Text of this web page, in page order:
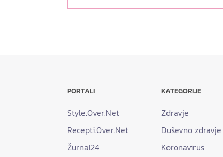
PORTALI
Style.Over.Net
Recepti.Over.Net
Žurnal24
KATEGORIJE
Zdravje
Duševno zdravje
Koronavirus